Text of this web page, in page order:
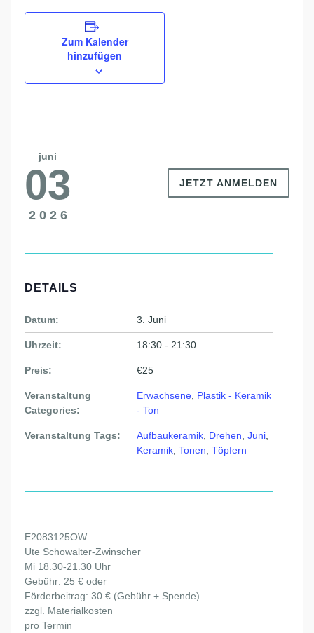
Zum Kalender
hinzufügen
juni
03
2026
JETZT ANMELDEN
DETAILS
Datum: 3. Juni
Uhrzeit: 18:30 - 21:30
Preis: €25
Veranstaltung
Categories:
Erwachsene Plastik - Keramik
- Ton
Veranstaltung Tags: Aufbaukeramik Drehen Juni
Keramik Tonen Töpfern
E2083125OW
Ute Schowalter-Zwinscher
Mi 18.30-21.30 Uhr
Gebühr: 25 € oder
Förderbeitrag: 30 € (Gebühr + Spende)
zzgl. Materialkosten
pro Termin